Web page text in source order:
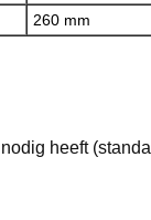
260 mm
heeft